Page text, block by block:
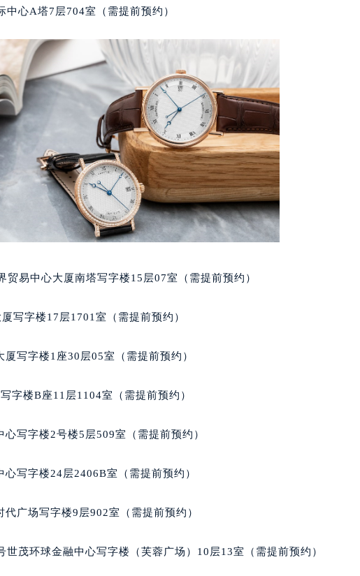
权路28号英利国际金融中心写字楼20层01室（需提前预约）
红军路宝玑售后服务中心（需提前预约）
中央街宝玑售后服务中心（需提前预约）
区红军路宝玑售后服务中心（需提前预约）
区长安路宝玑售后服务中心（需提前预约）
安区太平路宝玑售后服务中心（需提前预约）
山区大同街宝玑售后服务中心（需提前预约）
龙沙区龙华路宝玑售后服务中心（需提前预约）
山区新兴大街宝玑售后服务中心（需提前预约）
新华街与康庄路交叉口宝玑售后服务中心（需提前预约）
区通河路宝玑售后服务中心（需提前预约）
明仁南街宝玑售后服务中心（需提前预约）
南街宝玑售后服务中心（需提前预约）
道梅河大街宝玑售后服务中心（需提前预约）
环大街宝玑售后服务中心（需提前预约）
放路宝玑售后服务中心（需提前预约）
利路宝玑售后服务中心（需提前预约）
经街宝玑售后服务中心（需提前预约）
放大街宝玑售后服务中心（需提前预约）
央大街宝玑售后服务中心（需提前预约）
心A塔7层704室（需提前预约）
易中心大厦南塔写字楼15层07室（需提前预约）
写字楼17层1701室（需提前预约）
写字楼1座30层05室（需提前预约）
字楼B座11层1104室（需提前预约）
写字楼2号楼5层509室（需提前预约）
写字楼24层2406B室（需提前预约）
广场写字楼9层902室（需提前预约）
茂环球金融中心写字楼（芙蓉广场）10层13室（需提前预约）